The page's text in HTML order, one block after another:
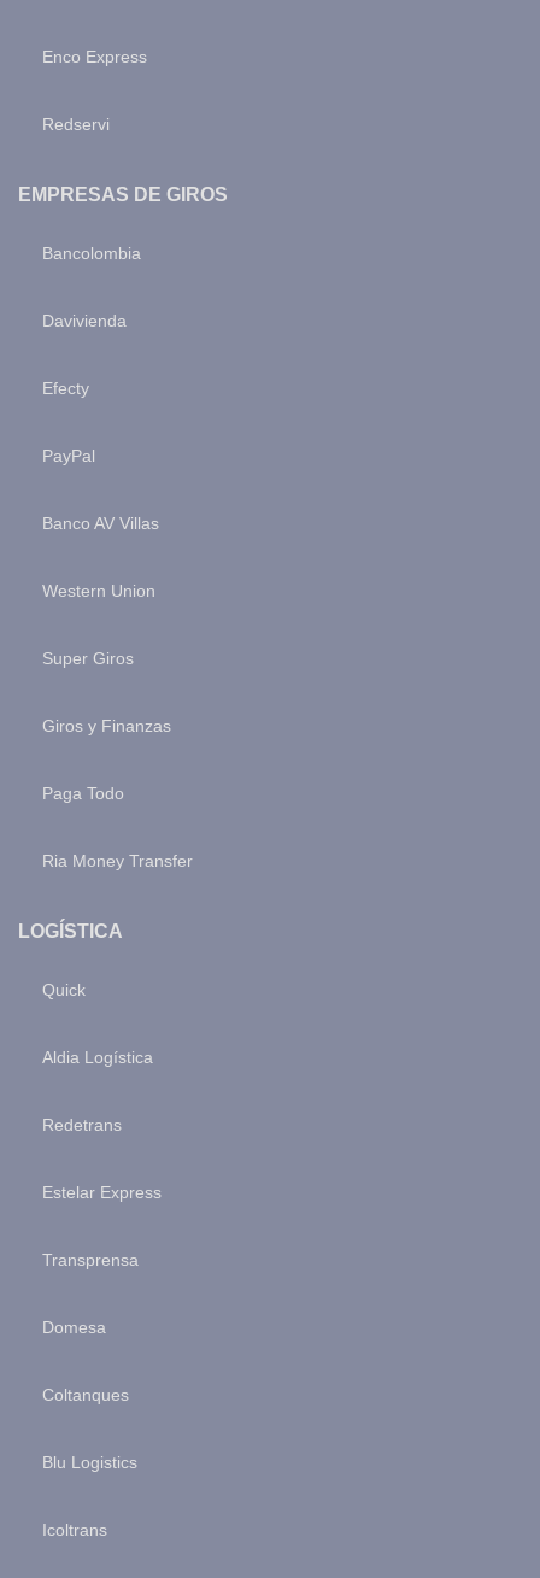
Enco Express
Redservi
EMPRESAS DE GIROS
Bancolombia
Davivienda
Efecty
PayPal
Banco AV Villas
Western Union
Super Giros
Giros y Finanzas
Paga Todo
Ria Money Transfer
LOGÍSTICA
Quick
Aldia Logística
Redetrans
Estelar Express
Transprensa
Domesa
Coltanques
Blu Logistics
Icoltrans